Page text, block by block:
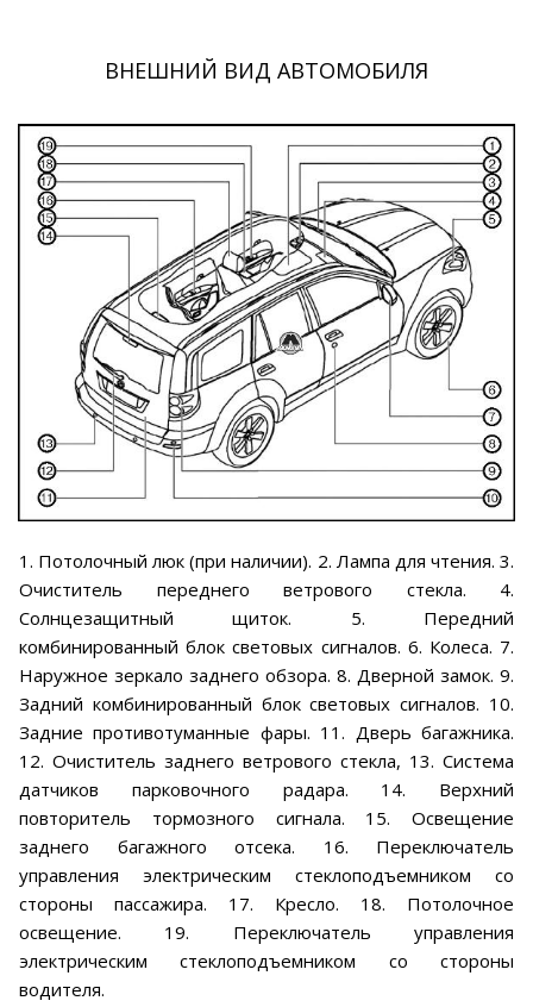
ВНЕШНИЙ ВИД АВТОМОБИЛЯ
1. Потолочный люк (при наличии). 2. Лампа для чтения. 3.
Очиститель переднего ветрового стекла. 4.
Солнцезащитный щиток. 5. Передний
комбинированный блок световых сигналов. 6. Колеса. 7.
Наружное зеркало заднего обзора. 8. Дверной замок. 9.
Задний комбинированный блок световых сигналов. 10.
Задние противотуманные фары. 11. Дверь багажника.
12. Очиститель заднего ветрового стекла, 13. Система
датчиков парковочного радара. 14. Верхний
повторитель тормозного сигнала. 15. Освещение
заднего багажного отсека. 16. Переключатель
управления электрическим стеклоподъемником со
стороны пассажира. 17. Кресло. 18. Потолочное
освещение. 19. Переключатель управления
электрическим стеклоподъемником со стороны
водителя.